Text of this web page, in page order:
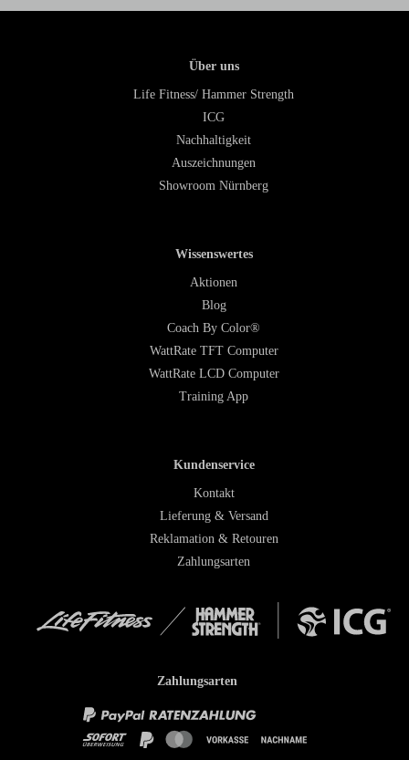
Über uns
Life Fitness/ Hammer Strength
ICG
Nachhaltigkeit
Auszeichnungen
Showroom Nürnberg
Wissenswertes
Aktionen
Blog
Coach By Color®
WattRate TFT Computer
WattRate LCD Computer
Training App
Kundenservice
Kontakt
Lieferung & Versand
Reklamation & Retouren
Zahlungsarten
Zahlungsarten